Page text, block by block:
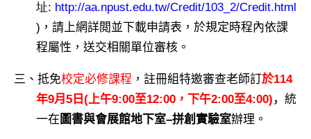
址: http://aa.npust.edu.tw/Credit/103_2/Credit.html
) ，請上網詳閲並下載申請表，於規定時程內依課
程屬性，送交相關單位審核。
三、抵免校定必修課程 ，註冊組特邀審查老師訂 於114
年9月 5 日 (上午9:00至12:00 ， 下午2:00至4:00) ， 統
一在 圖書與會展館地下室–拼創實驗室辦理。